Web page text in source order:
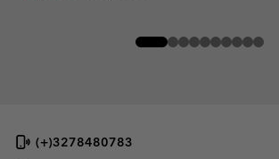
(+)3278480783